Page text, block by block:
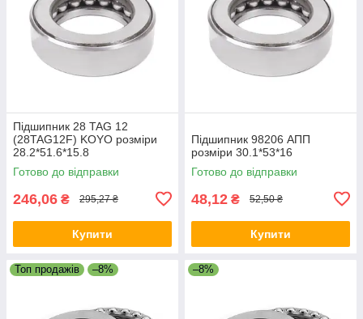
Підшипник 28 TAG 12
(28TAG12F) KOYO розміри
28.2*51.6*15.8
Готово до відправки
246,06 ₴ 295,27 ₴
Купити
Підшипник 98206 АПП
розміри 30.1*53*16
Готово до відправки
48,12 ₴ 52,50 ₴
Купити
Топ продажів –8% –8%